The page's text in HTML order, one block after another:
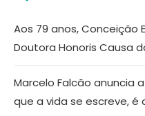
Aos 79 anos, Conceição
Doutora Honoris Causa
Marcelo Falcão anuncia
que a vida se escreve, é